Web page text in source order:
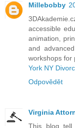
Millebobby
accessible
animation,
and
workshops for
York NY
Odpovědět
Virginia
This blog tell